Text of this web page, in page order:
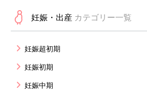
妊娠・出産 カテゴリー一覧
妊娠超初期
妊娠初期
妊娠中期